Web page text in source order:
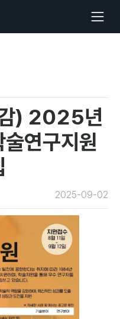
) 2025년
연구지원
2025-09-02